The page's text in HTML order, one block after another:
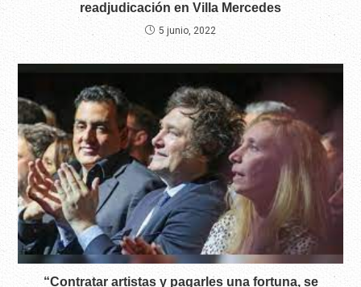
readjudicación en Villa Mercedes
5 junio, 2022
“Contratar artistas y pagarles una fortuna, se